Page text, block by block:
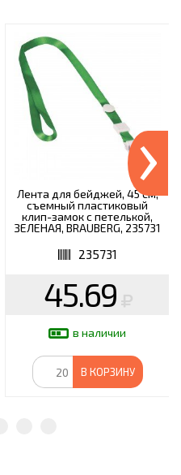
Лента для бейджей, 45 см,
съемный пластиковый
клип-замок с петелькой,
ЗЕЛЕНАЯ, BRAUBERG, 235731
235731
45.69
в наличии
В КОРЗИНУ
›